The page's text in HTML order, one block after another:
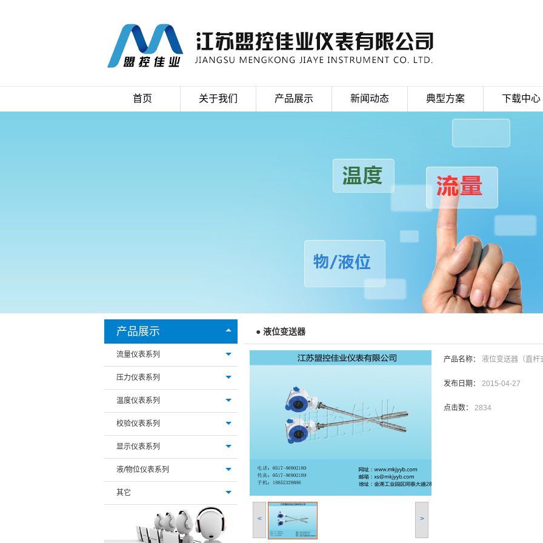
首页 关于我们 产品展示 新闻动态 典型方案 下载中心
产品展示
流量仪表系列
压力仪表系列
温度仪表系列
校验仪表系列
显示仪表系列
液/物位仪表系列
其它
● 液位变送器
< >
产品名称： 液位变送器（直杆
发布日期： 2015-04-27
点击数： 2834